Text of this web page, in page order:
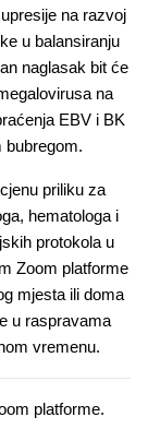
na razvoj
u balansiranju
naglasak bit će
na
EBV i BK
bubregom.
priliku za
hematologa i
protokola u
Zoom platforme
mjesta ili doma
u raspravama
vremenu.
platforme.